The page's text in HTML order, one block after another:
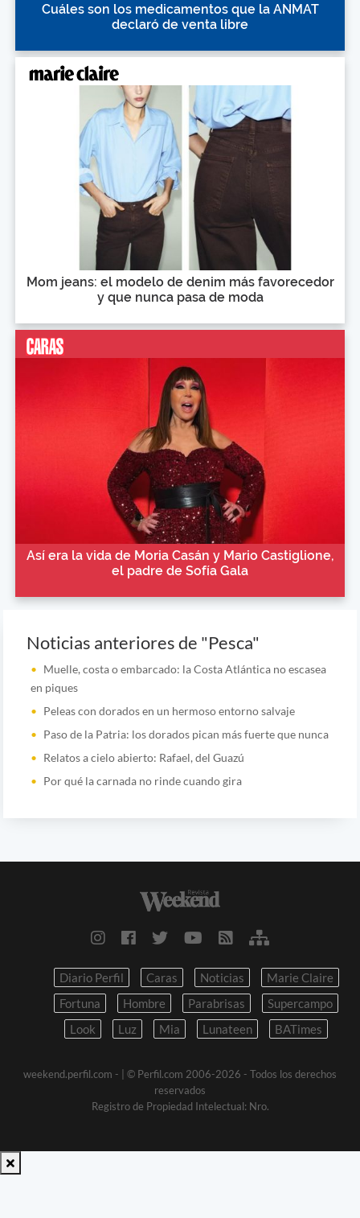
Cuáles son los medicamentos que la ANMAT
declaró de venta libre
Mom jeans: el modelo de denim más favorecedor
y que nunca pasa de moda
Así era la vida de Moria Casán y Mario Castiglione,
el padre de Sofía Gala
Noticias anteriores de "Pesca"
Muelle, costa o embarcado: la Costa Atlántica no escasea
en piques
Peleas con dorados en un hermoso entorno salvaje
Paso de la Patria: los dorados pican más fuerte que nunca
Relatos a cielo abierto: Rafael, del Guazú
Por qué la carnada no rinde cuando gira
Diario Perfil Caras Noticias
Marie Claire
Fortuna
Hombre Parabrisas
Supercampo
Look
Luz Mia Lunateen BATimes
weekend.perfil.com -
| © Perfil.com 2006-2026 - Todos los derechos
reservados
Registro de Propiedad Intelectual: Nro.